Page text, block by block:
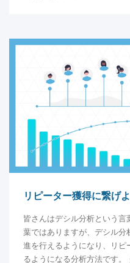
リピーター獲得に繋げ
皆さんはデシル分析という
葉ではありますが、デシル分
進を行えるようになり、リピ
るようになる分析方法です